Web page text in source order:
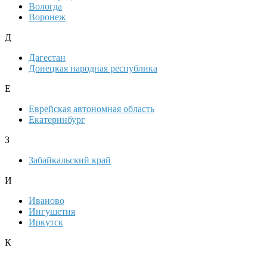
Вологда
Воронеж
Д
Дагестан
Донецкая народная республика
Е
Еврейская автономная область
Екатеринбург
З
Забайкальский край
И
Иваново
Ингушетия
Иркутск
К